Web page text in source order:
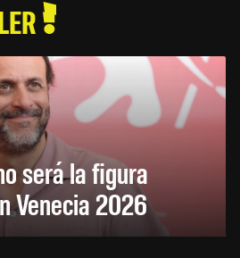
será la figura
Venecia 2026